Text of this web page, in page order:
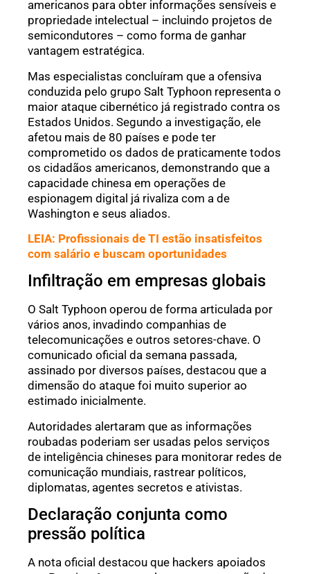
americanos para obter informações sensíveis e
propriedade intelectual – incluindo projetos de
semicondutores – como forma de ganhar
vantagem estratégica.
Mas especialistas concluíram que a ofensiva
conduzida pelo grupo Salt Typhoon representa o
maior ataque cibernético já registrado contra os
Estados Unidos. Segundo a investigação, ele
afetou mais de 80 países e pode ter
comprometido os dados de praticamente todos
os cidadãos americanos, demonstrando que a
capacidade chinesa em operações de
espionagem digital já rivaliza com a de
Washington e seus aliados.
LEIA: Profissionais de TI estão insatisfeitos
com salário e buscam oportunidades
Infiltração em empresas globais
O Salt Typhoon operou de forma articulada por
vários anos, invadindo companhias de
telecomunicações e outros setores-chave. O
comunicado oficial da semana passada,
assinado por diversos países, destacou que a
dimensão do ataque foi muito superior ao
estimado inicialmente.
Autoridades alertaram que as informações
roubadas poderiam ser usadas pelos serviços
de inteligência chineses para monitorar redes de
comunicação mundiais, rastrear políticos,
diplomatas, agentes secretos e ativistas.
Declaração conjunta como
pressão política
A nota oficial destacou que hackers apoiados